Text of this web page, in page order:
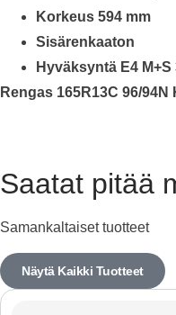
Korkeus 594 mm
Sisärenkaaton
Hyväksyntä E4
Rengas 165R13C 96/
Saatat pitää
Samankaltaiset tuotteet
Näytä Kaikki Tuotteet